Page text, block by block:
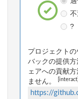
?
プロジェクト
バックの提供
ェアへの貢献
ません。
[interact]
https://